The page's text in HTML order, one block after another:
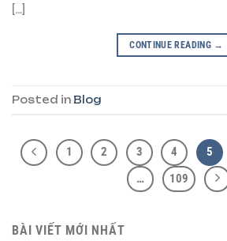
[…]
CONTINUE READING →
Posted in Blog
1 2 3 4 5
…
109
BÀI VIẾT MỚI NHẤT